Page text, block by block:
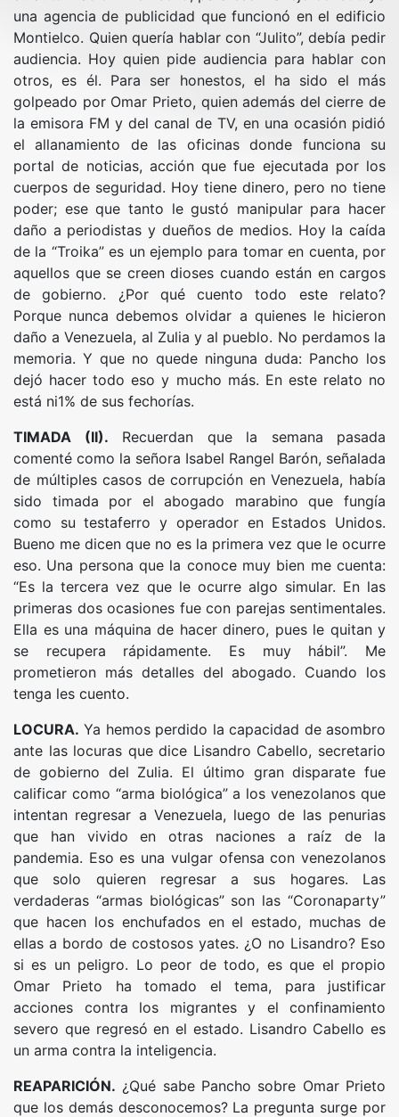
una agencia de publicidad que funcionó en el edificio
Montielco. Quien quería hablar con “Julito”, debía pedir
audiencia. Hoy quien pide audiencia para hablar con
otros, es él. Para ser honestos, el ha sido el más
golpeado por Omar Prieto, quien además del cierre de
la emisora FM y del canal de TV, en una ocasión pidió
el allanamiento de las oficinas donde funciona su
portal de noticias, acción que fue ejecutada por los
cuerpos de seguridad. Hoy tiene dinero, pero no tiene
poder; ese que tanto le gustó manipular para hacer
daño a periodistas y dueños de medios. Hoy la caída
de la “Troika” es un ejemplo para tomar en cuenta, por
aquellos que se creen dioses cuando están en cargos
de gobierno. ¿Por qué cuento todo este relato?
Porque nunca debemos olvidar a quienes le hicieron
daño a Venezuela, al Zulia y al pueblo. No perdamos la
memoria. Y que no quede ninguna duda: Pancho los
dejó hacer todo eso y mucho más. En este relato no
está ni1% de sus fechorías.
TIMADA (II). Recuerdan que la semana pasada
comenté como la señora Isabel Rangel Barón, señalada
de múltiples casos de corrupción en Venezuela, había
sido timada por el abogado marabino que fungía
como su testaferro y operador en Estados Unidos.
Bueno me dicen que no es la primera vez que le ocurre
eso. Una persona que la conoce muy bien me cuenta:
“Es la tercera vez que le ocurre algo simular. En las
primeras dos ocasiones fue con parejas sentimentales.
Ella es una máquina de hacer dinero, pues le quitan y
se recupera rápidamente. Es muy hábil”. Me
prometieron más detalles del abogado. Cuando los
tenga les cuento.
LOCURA. Ya hemos perdido la capacidad de asombro
ante las locuras que dice Lisandro Cabello, secretario
de gobierno del Zulia. El último gran disparate fue
calificar como “arma biológica” a los venezolanos que
intentan regresar a Venezuela, luego de las penurias
que han vivido en otras naciones a raíz de la
pandemia. Eso es una vulgar ofensa con venezolanos
que solo quieren regresar a sus hogares. Las
verdaderas “armas biológicas” son las “Coronaparty”
que hacen los enchufados en el estado, muchas de
ellas a bordo de costosos yates. ¿O no Lisandro? Eso
si es un peligro. Lo peor de todo, es que el propio
Omar Prieto ha tomado el tema, para justificar
acciones contra los migrantes y el confinamiento
severo que regresó en el estado. Lisandro Cabello es
un arma contra la inteligencia.
REAPARICIÓN. ¿Qué sabe Pancho sobre Omar Prieto
que los demás desconocemos? La pregunta surge por